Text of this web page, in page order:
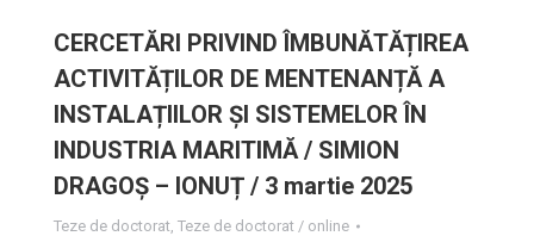
CERCETĂRI PRIVIND ÎMBUNĂTĂȚIREA
ACTIVITĂȚILOR DE MENTENANȚĂ A
INSTALAȚIILOR ȘI SISTEMELOR ÎN
INDUSTRIA MARITIMĂ / SIMION
DRAGOȘ – IONUȚ / 3 martie 2025
Teze de doctorat, Teze de doctorat / online